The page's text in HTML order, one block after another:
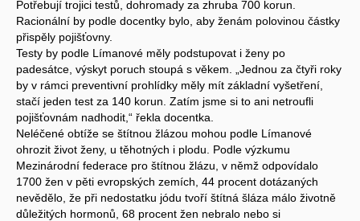
Potřebují trojici testů, dohromady za zhruba 700 korun.
Racionální by podle docentky bylo, aby ženám polovinou částky
přispěly pojišťovny.
Testy by podle Límanové měly podstupovat i ženy po
padesátce, výskyt poruch stoupá s věkem. „Jednou za čtyři roky
by v rámci preventivní prohlídky měly mít základní vyšetření,
stačí jeden test za 140 korun. Zatím jsme si to ani netroufli
pojišťovnám nadhodit,“ řekla docentka.
Neléčené obtíže se štítnou žlázou mohou podle Límanové
ohrozit život ženy, u těhotných i plodu. Podle výzkumu
Mezinárodní federace pro štítnou žlázu, v němž odpovídalo
1700 žen v pěti evropských zemích, 44 procent dotázaných
nevědělo, že při nedostatku jódu tvoří štítná šláza málo životně
důležitých hormonů, 68 procent žen nebralo nebo si